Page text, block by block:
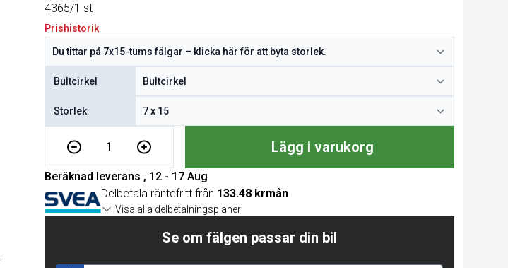
4365/1 st
Prishistorik
Bultcirkel
Storlek
1 Lägg i varukorg
Beräknad leverans , 12 - 17 Aug
Delbetala räntefritt från 133.48 krmån
Visa alla delbetalningsplaner
Se om fälgen passar din bil